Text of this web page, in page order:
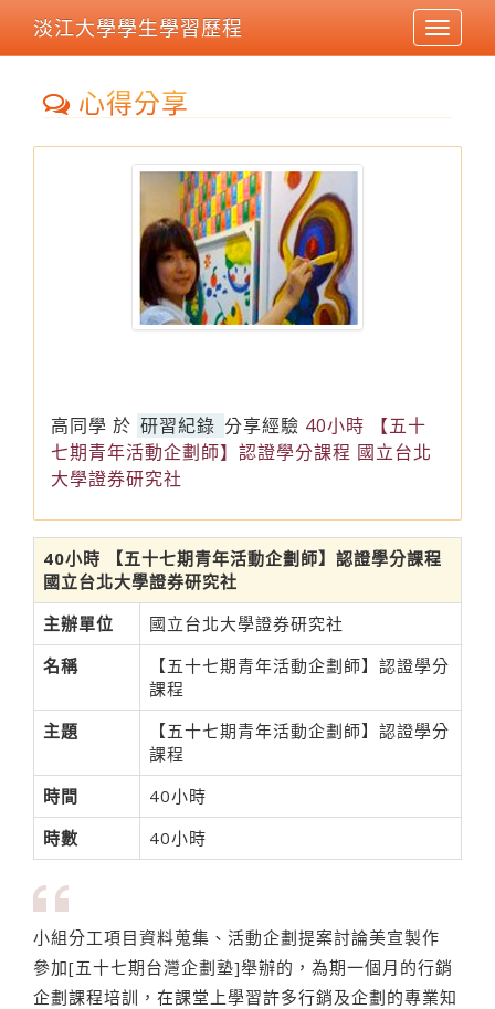
Toggle
淡江大學學生學習歷程
心得分享
高同學 於 研習紀錄 分享經驗 40小時 【五十
七期青年活動企劃師】認證學分課程 國立台北
大學證券研究社
40小時 【五十七期青年活動企劃師】認證學分課程
國立台北大學證券研究社
主辦單位
國立台北大學證券研究社
名稱
【五十七期青年活動企劃師】認證學分
課程
主題
【五十七期青年活動企劃師】認證學分
課程
時間
40小時
時數
40小時
小組分工項目資料蒐集、活動企劃提案討論美宣製作
參加[五十七期台灣企劃塾]舉辦的，為期一個月的行銷
企劃課程培訓，在課堂上學習許多行銷及企劃的專業知